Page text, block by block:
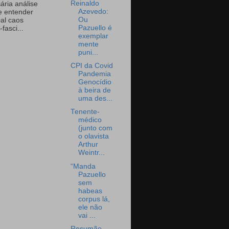
análise
entender
caos
Reinaldo
Azevedo:
Ou
Pazuello é
exemplar
mente
puni...
CPI da Covid
Pandemia
Genocídio
à beira de
uma des...
Tenente-
médico
(junto com
o olavista
Arthur
Weintr...
“Manda
Pazuello
sem
habeas
corpus lá,
ele não
vai ...